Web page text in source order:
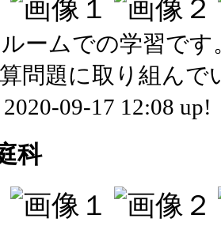
ームでの学習です
問題に取り組んで
2020-09-17 12:08 up!
科